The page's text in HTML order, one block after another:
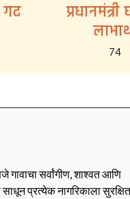
गट
74
गावाचा सर्वांगीण, शाश्वत आणि
प्रत्येक नागरिकाला